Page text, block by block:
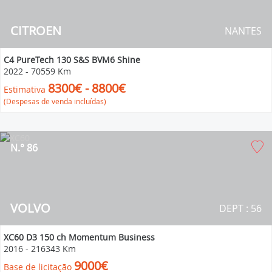
CITROEN NANTES
C4 PureTech 130 S&S BVM6 Shine
2022 - 70559 Km
Estimativa 8300€ - 8800€
(Despesas de venda incluídas)
VOLVO
N.° 86
DEPT : 56
XC60 D3 150 ch Momentum Business
2016 - 216343 Km
Base de licitação 9000€